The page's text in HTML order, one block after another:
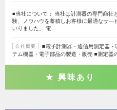
■当社について： 当社は計測器の専門商社
験、ノウハウを蓄積しお客様に最適なサ―
いりました。 電…
会社概要
■電子計測器・通信用測定器
テム機器・電子部品の製造・販売 ■測定器
興味あり